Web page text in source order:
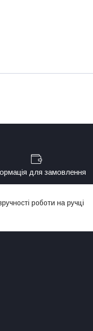
для замовлення
роботи на ручці